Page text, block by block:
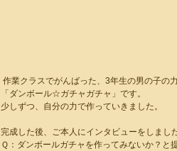
作業クラスでがんばった、3年生の男の子の
「ダンボール☆ガチャガチャ」です。
少しずつ、自分の力で作っていきました。
完成した後、ご本人にインタビューをしました
Ｑ：ダンボールガチャを作ってみないか？と